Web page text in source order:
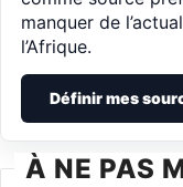
manquer de
l’Afrique.
Définir mes
À NE PAS